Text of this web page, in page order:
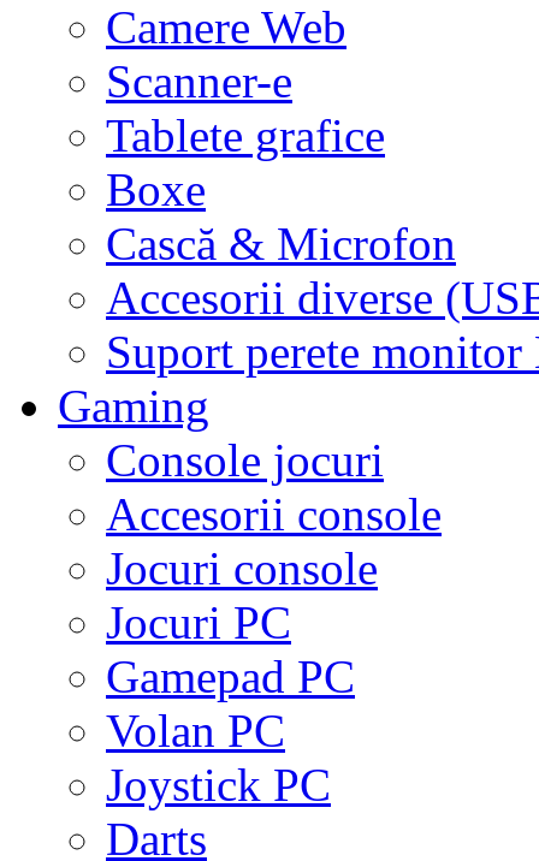
Camere Web
Scanner-e
Tablete grafice
Boxe
Cască & Microfon
Accesorii diverse
Suport perete
Gaming
Console jocuri
Accesorii console
Jocuri console
Jocuri PC
Gamepad PC
Volan PC
Joystick PC
Darts